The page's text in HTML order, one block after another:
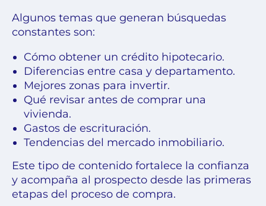
Algunos temas que generan búsquedas
constantes son:
Cómo obtener un crédito hipotecario.
Diferencias entre casa y departamento.
Mejores zonas para invertir.
Qué revisar antes de comprar una
vivienda.
Gastos de escrituración.
Tendencias del mercado inmobiliario.
Este tipo de contenido fortalece la confianza
y acompaña al prospecto desde las primeras
etapas del proceso de compra.